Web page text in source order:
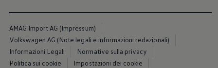
AMAG Import AG (Impressum)
Volkswagen AG (Note legali e informazioni redazionali)
Informazioni Legali
Normative sulla privacy
Politica sui cookie
Impostazioni dei cookie